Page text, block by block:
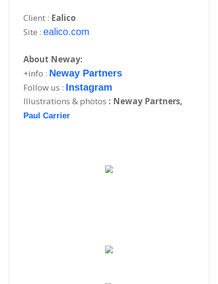
Client : Ealico
Site : ealico.com
About Neway:
+info : Neway Partners
Follow us : Instagram
Illustrations & photos : Neway Partners,
Paul Carrier